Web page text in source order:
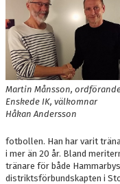
Martin Månsson,
Enskede IK, välkomnar
Håkan Andersson
fotbollen. Han har varit
i mer än 20 år. Bland
tränare för både
distriktsförbundskapten i